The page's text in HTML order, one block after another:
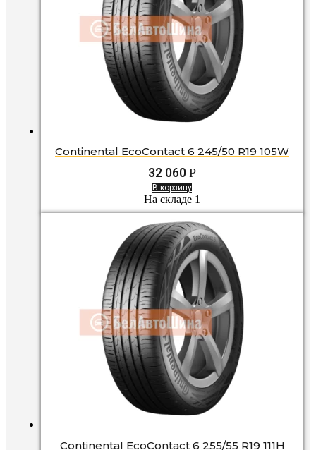
Continental EcoContact 6 245/50 R19 105W
32 060 Р
В корзину
На складе 1
Continental EcoContact 6 255/55 R19 111H